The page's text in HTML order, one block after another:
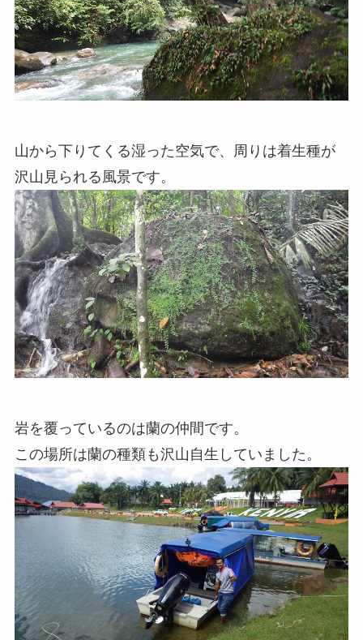
山から下りてくる湿った空気で、周りは着生種が
沢山見られる風景です。
岩を覆っているのは蘭の仲間です。
この場所は蘭の種類も沢山自生していました。